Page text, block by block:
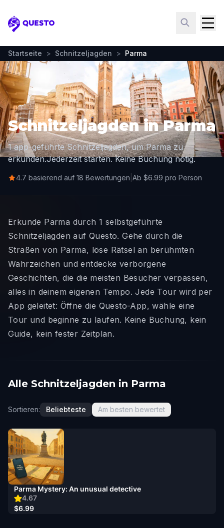
Questo
Startseite > Schnitzeljagden > Parma
Schnitzeljagden in Parma
1 app-geführte Schnitzeljagden, um Parma zu
erkunden.Jederzeit starten. Keine Buchung nötig.
4.7 basierend auf 18 Bewertungen Ab $6.99 pro Person
Erkunde Parma durch 1 selbstgeführte
Schnitzeljagden auf Questo. Gehe durch die
Straßen von Parma, löse Rätsel an berühmten
Wahrzeichen und entdecke verborgene
Geschichten, die die meisten Besucher verpassen,
alles in deinem eigenen Tempo. Jede Tour wird per
App geleitet: Öffne die Questo-App, wähle eine
Tour und beginne zu laufen. Keine Buchung, kein
Guide, kein fester Zeitplan.
Alle Schnitzeljagden in Parma
Sortieren: Beliebteste Am besten bewertet
4.67
Parma Mystery: An unusual detective
$6.99